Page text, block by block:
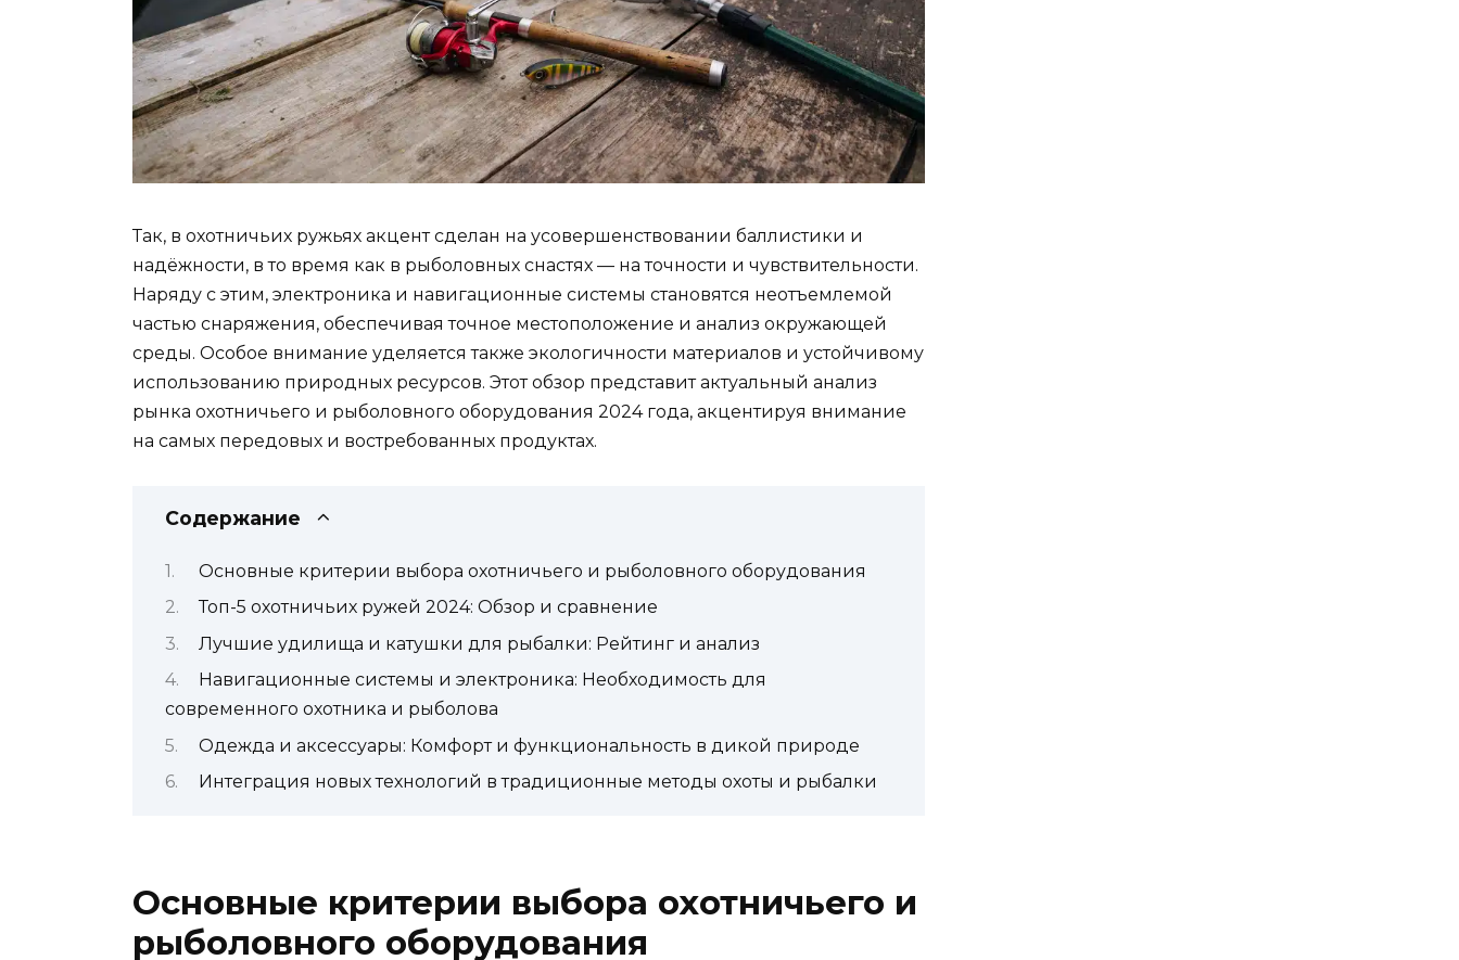
Так, в охотничьих ружьях акцент сделан на усовершенствовании баллистики и
надёжности, в то время как в рыболовных снастях — на точности и чувствительности.
Наряду с этим, электроника и навигационные системы становятся неотъемлемой
частью снаряжения, обеспечивая точное местоположение и анализ окружающей
среды. Особое внимание уделяется также экологичности материалов и устойчивому
использованию природных ресурсов. Этот обзор представит актуальный анализ
рынка охотничьего и рыболовного оборудования 2024 года, акцентируя внимание
на самых передовых и востребованных продуктах.
Содержание
Основные критерии выбора охотничьего и рыболовного оборудования
Топ-5 охотничьих ружей 2024: Обзор и сравнение
Лучшие удилища и катушки для рыбалки: Рейтинг и анализ
Навигационные системы и электроника: Необходимость для
современного охотника и рыболова
Одежда и аксессуары: Комфорт и функциональность в дикой природе
Интеграция новых технологий в традиционные методы охоты и рыбалки
Основные критерии выбора охотничьего и
рыболовного оборудования